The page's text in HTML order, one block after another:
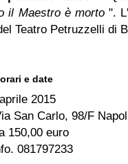
il Maestro è morto".
Teatro Petruzzelli di
e date
2015
San Carlo, 98/F
150,00 euro
081797233